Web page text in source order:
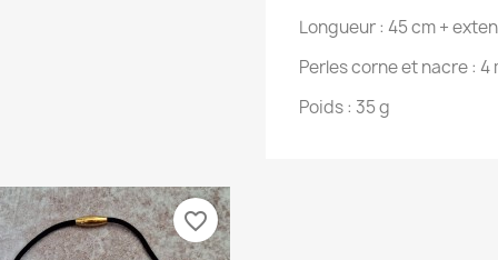
Longueur : 45 cm +
Perles corne et nacre : 4
Poids : 35 g
favorite_border